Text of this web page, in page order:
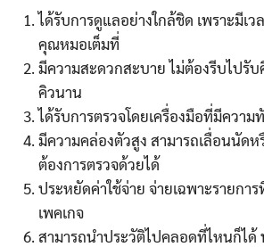
ได้รับการดูแลอย่างใกล้ชิด เพราะมีเ
คุณหมอเต็มที่
มีความสะดวกสะบาย ไม่ต้องรีบไปรับ
คิวนาน
ได้รับการตรวจโดยเครื่องมือที่มีความ
มีความคล่องตัวสูง สามารถเลื่อนนัด
ต้องการตรวจด้วยได้
ประหยัดค่าใช้จ่าย จ่ายเฉพาะรายกา
เพคเกจ
สามารถนำประวัติไปคลอดที่ไหนก็ได้